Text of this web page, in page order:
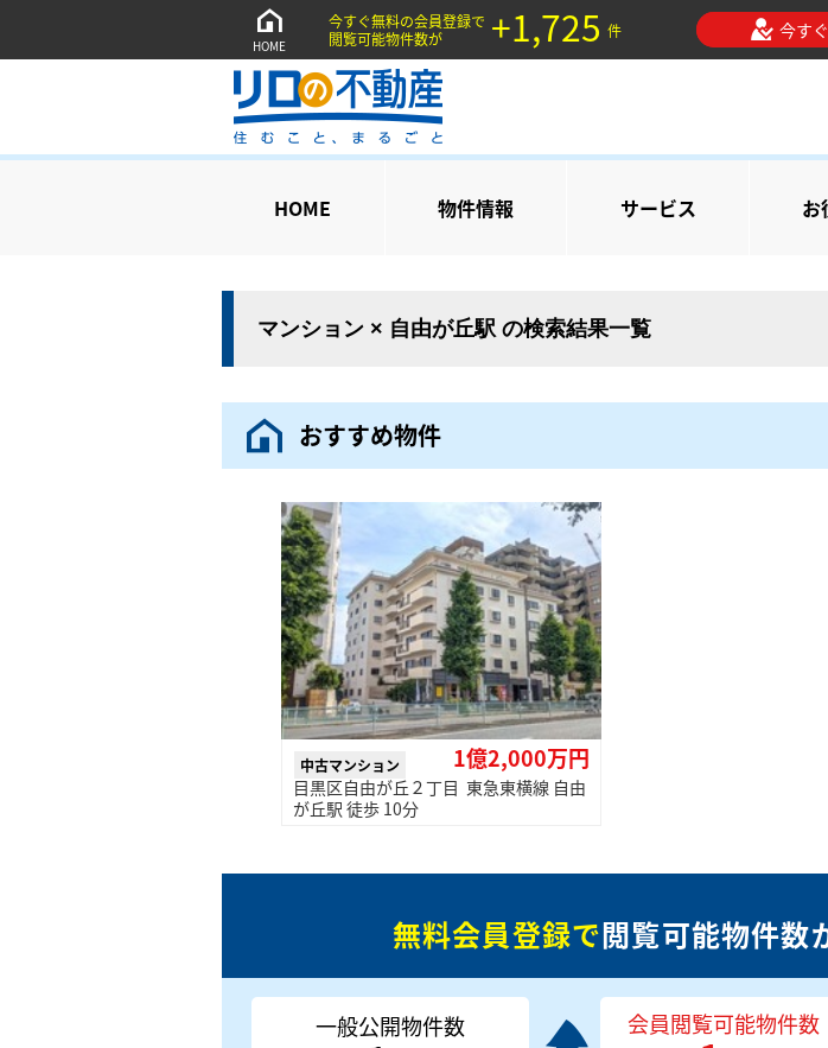
HOME
今すぐ無料の会員登録で
閲覧可能物件数が
+1,725 件 今す
HOME 物件情報 サービス お
マンション × 自由が丘駅 の検索結果一覧
おすすめ物件
中古マンション 1億2,000万円
目黒区自由が丘２丁目 東急東横線 自由
が丘駅 徒歩 10分
無料会員登録で閲覧可能物件数
一般公開物件数 会員閲覧可能物件数